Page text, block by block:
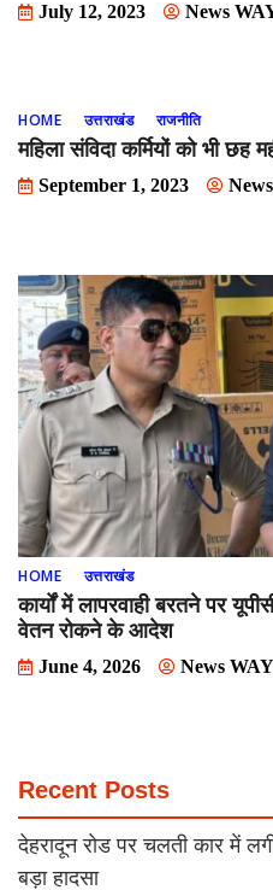
July 12, 2023 News
HOME उत्तराखंड राजनीति
महिला संविदा कर्मियों को भी छह
September 1, 2023
HOME उत्तराखंड
कार्यों में लापरवाही बरतने पर
वेतन रोकने के आदेश
June 4, 2026 News WAY
Recent Posts
देहरादून रोड पर चलती कार में
बड़ा हादसा